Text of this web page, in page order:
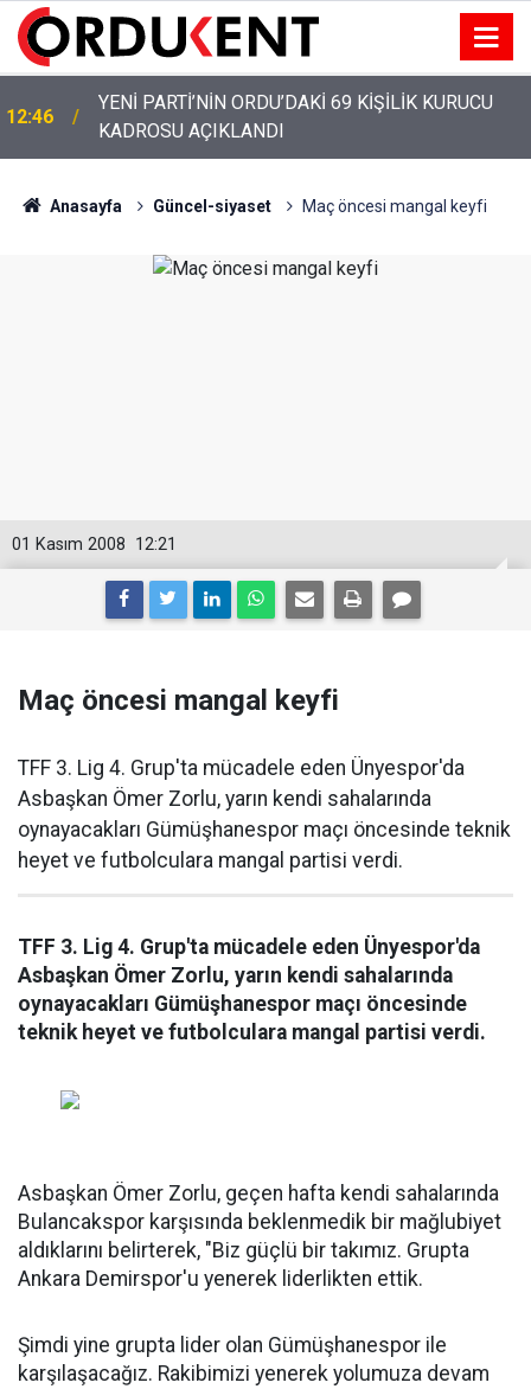
12:46
YENİ PARTİ’NİN ORDU’DAKİ 69 KİŞİLİK KURUCU
KADROSU AÇIKLANDI
Anasayfa Güncel-siyaset Maç öncesi mangal keyfi
12:21
01 Kasım 2008
Maç öncesi mangal keyfi
TFF 3. Lig 4. Grup'ta mücadele eden Ünyespor'da
Asbaşkan Ömer Zorlu, yarın kendi sahalarında
oynayacakları Gümüşhanespor maçı öncesinde teknik
heyet ve futbolculara mangal partisi verdi.
TFF 3. Lig 4. Grup'ta mücadele eden Ünyespor'da
Asbaşkan Ömer Zorlu, yarın kendi sahalarında
oynayacakları Gümüşhanespor maçı öncesinde
teknik heyet ve futbolculara mangal partisi verdi.
Asbaşkan Ömer Zorlu, geçen hafta kendi sahalarında
Bulancakspor karşısında beklenmedik bir mağlubiyet
aldıklarını belirterek, "Biz güçlü bir takımız. Grupta
Ankara Demirspor'u yenerek liderlikten ettik.
Şimdi yine grupta lider olan Gümüşhanespor ile
karşılaşacağız. Rakibimizi yenerek yolumuza devam